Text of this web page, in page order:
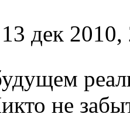
дек 2010,
не